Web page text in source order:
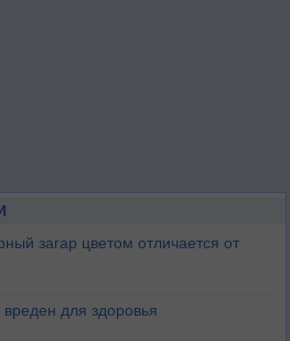
загар цветом отличается от
вреден для здоровья